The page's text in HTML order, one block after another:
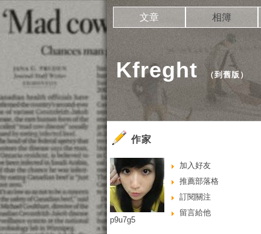
Kfreght （到舊版 ）
文章 相簿
作家
加入好友
推薦部落格
訂閱關注
留言給他
p9u7g5